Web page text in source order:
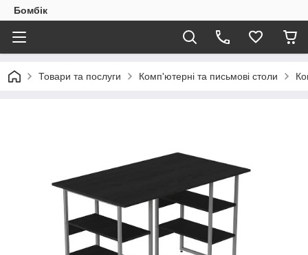
Бомбік
Товари та послуги Комп'ютерні та письмові столи